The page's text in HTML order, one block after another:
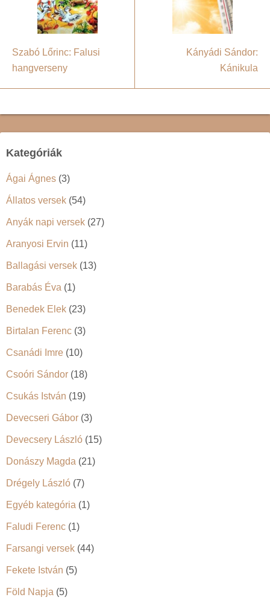
Szabó Lőrinc: Falusi
hangverseny
Kányádi Sándor:
Kánikula
Kategóriák
Ágai Ágnes (3)
Állatos versek (54)
Anyák napi versek (27)
Aranyosi Ervin (11)
Ballagási versek (13)
Barabás Éva (1)
Benedek Elek (23)
Birtalan Ferenc (3)
Csanádi Imre (10)
Csoóri Sándor (18)
Csukás István (19)
Devecseri Gábor (3)
Devecsery László (15)
Donászy Magda (21)
Drégely László (7)
Egyéb kategória (1)
Faludi Ferenc (1)
Farsangi versek (44)
Fekete István (5)
Föld Napja (5)